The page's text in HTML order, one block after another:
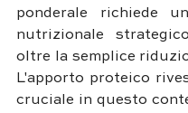
ponderale richiede
nutrizionale
oltre la semplice
L'apporto proteico
cruciale in questo